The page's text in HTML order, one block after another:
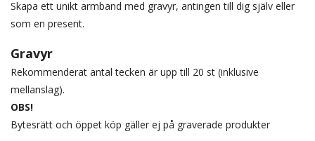
Skapa ett unikt armband med gravyr, antingen till dig själv eller
som en present.
Gravyr
Rekommenderat antal tecken är upp till 20 st (inklusive
mellanslag).
OBS!
Bytesrätt och öppet köp gäller ej på graverade produkter